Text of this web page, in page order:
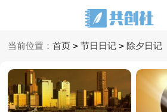
当前位置：首页 > 节日日记 > 除夕日记